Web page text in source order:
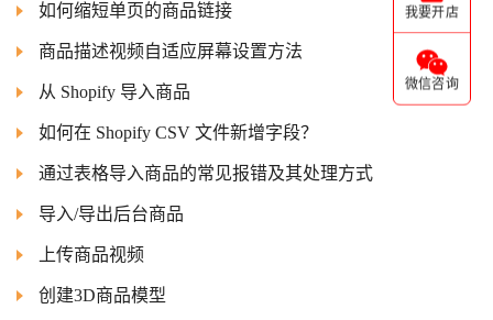
如何缩短单页的商品链接
商品描述视频自适应屏幕设置方法
从 Shopify 导入商品
如何在 Shopify CSV 文件新增字段？
通过表格导入商品的常见报错及其处理方式
导入/导出后台商品
上传商品视频
创建3D商品模型
我要开店
微信咨询